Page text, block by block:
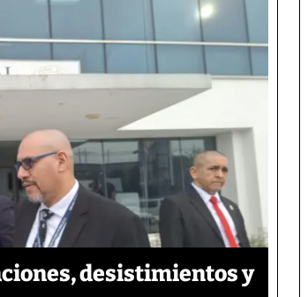
desistimientos y